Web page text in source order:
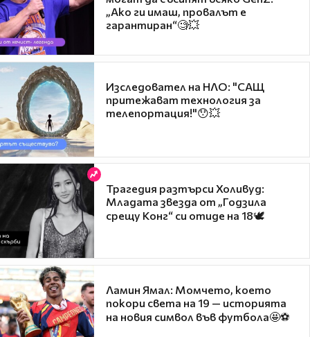
„Ако ги имаш, провалът е
гарантиран“🧐💥
Изследовател на НЛО: "САЩ
притежават технология за
телепортация!"😯💥
Трагедия разтърси Холивуд:
Младата звезда от „Годзила
срещу Конг“ си отиде на 18🕊️
Ламин Ямал: Момчето, което
покори света на 19 — историята
на новия символ във футбола🤩⚽